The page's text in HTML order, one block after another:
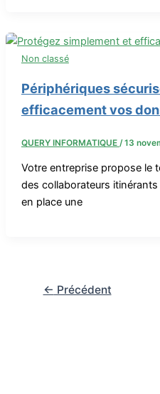
Non classé
Périphériques
efficacement vos
QUERY INFORMATIQUE /13
Votre entreprise propose le
des collaborateurs
en place une
← Précédent